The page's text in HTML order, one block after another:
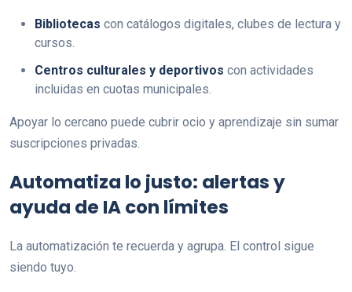
Bibliotecas con catálogos digitales, clubes de lectura y
cursos.
Centros culturales y deportivos con actividades
incluidas en cuotas municipales.
Apoyar lo cercano puede cubrir ocio y aprendizaje sin sumar
suscripciones privadas.
Automatiza lo justo: alertas y
ayuda de IA con límites
La automatización te recuerda y agrupa. El control sigue
siendo tuyo.